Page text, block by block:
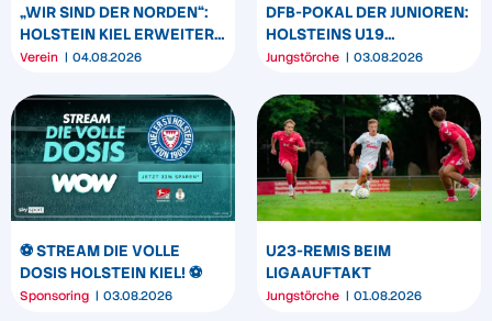
„WIR SIND DER NORDEN“:
HOLSTEIN KIEL ERWEITERT
SEIN MARKENBILD
Verein 04.08.2026
DFB-POKAL DER JUNIOREN:
HOLSTEINS U19
TRIUMPHIERT IN
Jungstörche 03.08.2026
⚽️ STREAM DIE VOLLE
DOSIS HOLSTEIN KIEL! ⚽️
Sponsoring 03.08.2026
U23-REMIS BEIM
LIGAAUFTAKT
Jungstörche 01.08.2026